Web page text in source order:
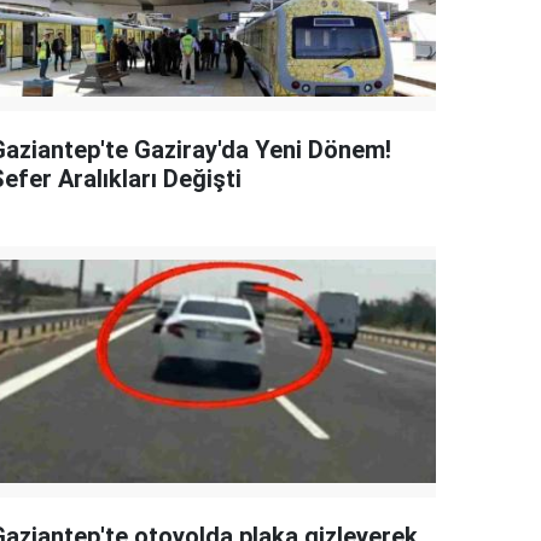
Gaziray'da Yeni Dönem!
Aralıkları Değişti